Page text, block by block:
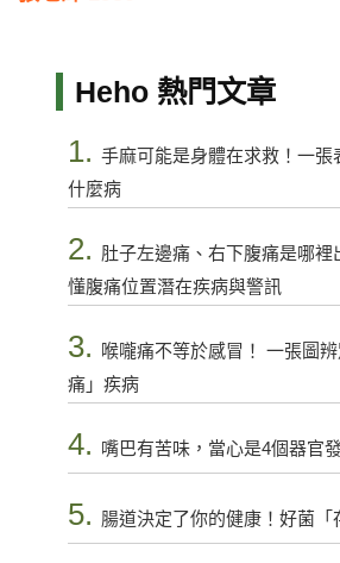
Heho 熱門文章
1. 手麻可能是身體在求救！一張
什麼病
2. 肚子左邊痛、右下腹痛是哪裡
懂腹痛位置潛在疾病與警訊
3.
喉嚨痛不等於感冒！ 一張圖
痛」疾病
4. 嘴巴有苦味，當心是4個器官
5. 腸道決定了你的健康！好菌「